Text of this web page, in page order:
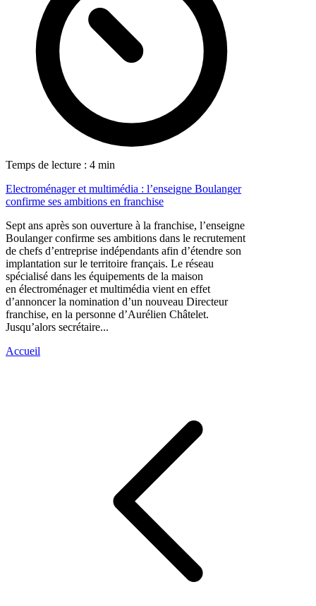
Temps de lecture : 4 min
Electroménager et multimédia : l’enseigne Boulanger
confirme ses ambitions en franchise
Sept ans après son ouverture à la franchise, l’enseigne
Boulanger confirme ses ambitions dans le recrutement
de chefs d’entreprise indépendants afin d’étendre son
implantation sur le territoire français. Le réseau
spécialisé dans les équipements de la maison
en électroménager et multimédia vient en effet
d’annoncer la nomination d’un nouveau Directeur
franchise, en la personne d’Aurélien Châtelet.
Jusqu’alors secrétaire...
Accueil